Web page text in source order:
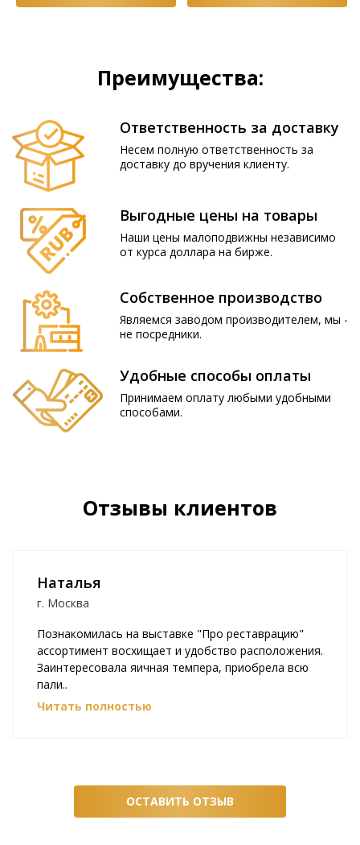
Преимущества:
Ответственность за доставку
Несем полную ответственность за
доставку до вручения клиенту.
Выгодные цены на товары
Наши цены малоподвижны независимо
от курса доллара на бирже.
Собственное производство
Являемся заводом производителем, мы -
не посредники.
Удобные способы оплаты
Принимаем оплату любыми удобными
способами.
Отзывы клиентов
Наталья
г. Москва
Познакомилась на выставке "Про реставрацию"
ассортимент восхищает и удобство расположения.
Заинтересовала яичная темпера, приобрела всю
пали..
Читать полностью
ОСТАВИТЬ ОТЗЫВ